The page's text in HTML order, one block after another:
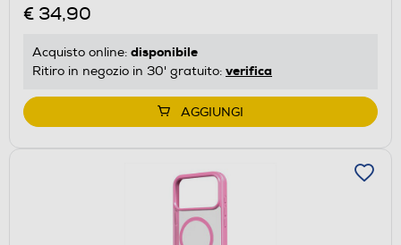
€ 34,90
Acquisto online: disponibile
Ritiro in negozio in 30' gratuito: verifica
AGGIUNGI